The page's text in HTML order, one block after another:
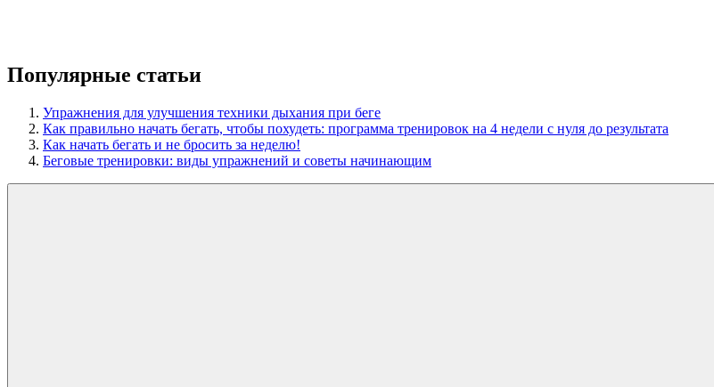
Популярные статьи
Упражнения для улучшения техники дыхания при беге
Как правильно начать бегать, чтобы похудеть: программа тренировок на 4 недели с нуля до результата
Как начать бегать и не бросить за неделю!
Беговые тренировки: виды упражнений и советы начинающим